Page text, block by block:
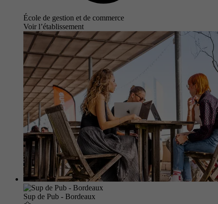
École de gestion et de commerce
Voir l’établissement
Sup de Pub - Bordeaux